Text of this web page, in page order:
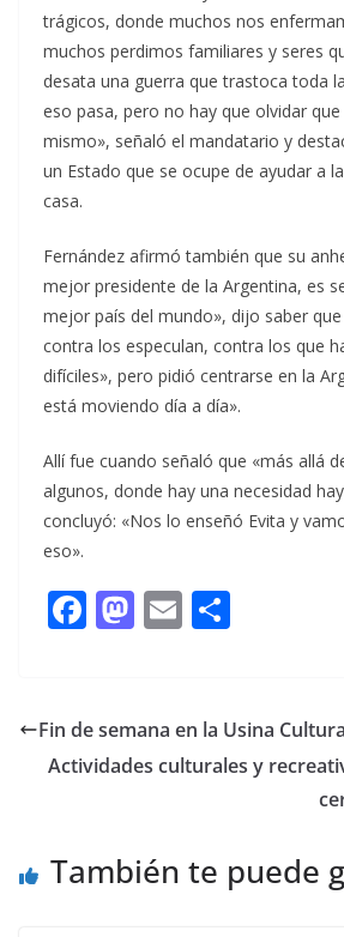
trágicos, donde muchos nos
muchos perdimos familiares y seres
desata una guerra que trastoca toda
eso pasa, pero no hay que olvidar
mismo», señaló el mandatario y
un Estado que se ocupe de ayudar a
casa.
Fernández afirmó también que su
mejor presidente de la Argentina, es
mejor país del mundo», dijo saber
contra los especulan, contra los que
difíciles», pero pidió centrarse en la
está moviendo día a día».
Allí fue cuando señaló que «más allá
algunos, donde hay una necesidad
concluyó: «Nos lo enseñó Evita y
eso».
F
b
o
M
d
o
E
l p
ar
Fin de semana en la Usina
Actividades culturales y
También te puede